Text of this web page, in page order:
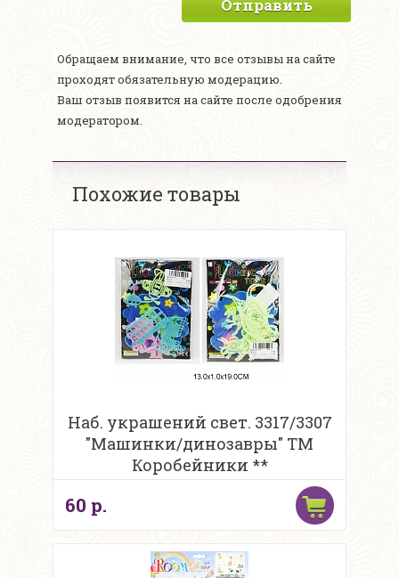
Отправить
Обращаем внимание, что все отзывы на сайте
проходят обязательную модерацию.
Ваш отзыв появится на сайте после одобрения
модератором.
Похожие товары
Наб. украшений свет. 3317/3307
"Машинки/динозавры" ТМ
Коробейники **
60 р.